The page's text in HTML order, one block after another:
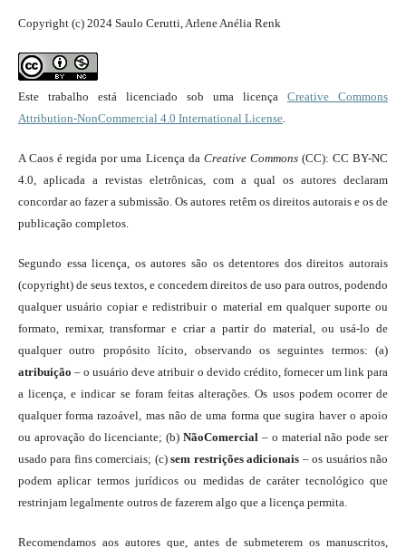
Copyright (c) 2024 Saulo Cerutti, Arlene Anélia Renk
Este trabalho está licenciado sob uma licençaCreative Commons
Attribution-NonCommercial 4.0 International License.
A Caos é regida por uma Licença da Creative Commons(CC): CC BY-NC
4.0, aplicada a revistas eletrônicas, com a qual os autores declaram
concordar ao fazer a submissão. Os autores retêm os direitos autorais e os de
publicação completos.
Segundo essa licença, os autores são os detentores dos direitos autorais
(copyright) de seus textos, e concedem direitos de uso para outros, podendo
qualquer usuário copiar e redistribuir o material em qualquer suporte ou
formato, remixar, transformar e criar a partir do material, ou usá-lo de
qualquer outro propósito lícito, observando os seguintes termos: (a)
atribuição – o usuário deve atribuir o devido crédito, fornecer um link para
a licença, e indicar se foram feitas alterações. Os usos podem ocorrer de
qualquer forma razoável, mas não de uma forma que sugira haver o apoio
ou aprovação do licenciante; (b)NãoComercial – o material não pode ser
usado para fins comerciais; (c)sem restrições adicionais – os usuários não
podem aplicar termos jurídicos ou medidas de caráter tecnológico que
restrinjam legalmente outros de fazerem algo que a licença permita.
Recomendamos aos autores que, antes de submeterem os manuscritos,